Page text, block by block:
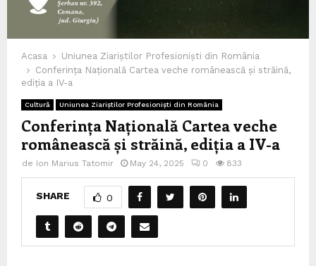
Acasa
Uniunea Ziariștilor Profesioniști din România
Conferința Națională Cartea veche românească și străină,
ediția a IV-a
Cultură Uniunea Ziariștilor Profesioniști din România
Conferința Națională Cartea veche
românească și străină, ediția a IV-a
de Ion Marius Tatomir May 24, 2025 0 833
SHARE 0